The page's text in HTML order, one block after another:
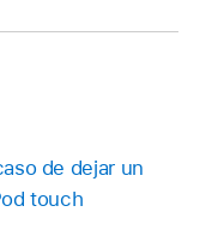
de dejar un
touch